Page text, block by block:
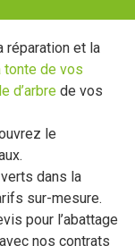
réparation et la
tonte de vos
d’arbre de vos
le
dans la
sur-mesure.
pour l’abattage
nos contrats